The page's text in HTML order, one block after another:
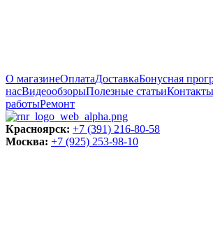
О магазинеОплатаДоставкаБонусная
насВидеообзорыПолезные статьи
работыРемонт
Красноярск: +7 (391) 216-80-58
Москва: +7 (925) 253-98-10